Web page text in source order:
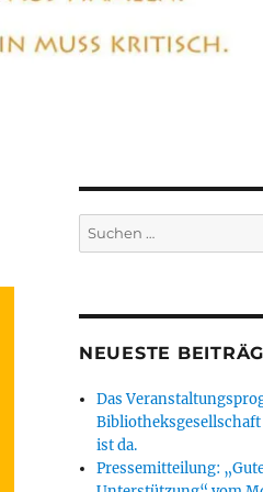
Suchen
nach:
NEUESTE
Das
ist da.
Pressemitteilung: